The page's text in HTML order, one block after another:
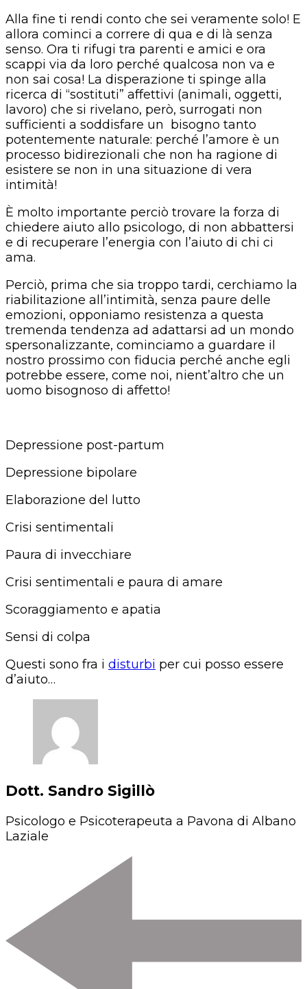
Alla fine ti rendi conto che sei veramente solo! E
allora cominci a correre di qua e di là senza
senso. Ora ti rifugi tra parenti e amici e ora
scappi via da loro perché qualcosa non va e
non sai cosa! La disperazione ti spinge alla
ricerca di “sostituti” affettivi (animali, oggetti,
lavoro) che si rivelano, però, surrogati non
sufficienti a soddisfare un bisogno tanto
potentemente naturale: perché l’amore è un
processo bidirezionali che non ha ragione di
esistere se non in una situazione di vera
intimità!
È molto importante perciò trovare la forza di
chiedere aiuto allo psicologo, di non abbattersi
e di recuperare l’energia con l’aiuto di chi ci
ama.
Perciò, prima che sia troppo tardi, cerchiamo la
riabilitazione all’intimità, senza paure delle
emozioni, opponiamo resistenza a questa
tremenda tendenza ad adattarsi ad un mondo
spersonalizzante, cominciamo a guardare il
nostro prossimo con fiducia perché anche egli
potrebbe essere, come noi, nient’altro che un
uomo bisognoso di affetto!
Depressione post-partum
Depressione bipolare
Elaborazione del lutto
Crisi sentimentali
Paura di invecchiare
Crisi sentimentali e paura di amare
Scoraggiamento e apatia
Sensi di colpa
Questi sono fra i disturbi per cui posso essere
d’aiuto…
Dott. Sandro Sigillò
Psicologo e Psicoterapeuta a Pavona di Albano
Laziale